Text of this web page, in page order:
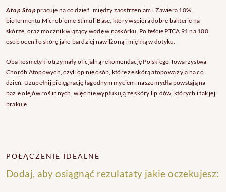
Atop Stoppracuje na co dzień, między zaostrzeniami. Zawiera 10%
biofermentu Microbiome Stimuli Base, który wspiera dobre bakterie na
skórze, oraz mocznik wiążący wodę w naskórku. Po teście PTCA 91 na 100
osób oceniło skórę jako bardziej nawilżoną i miękką w dotyku.
Oba kosmetyki otrzymały oficjalną rekomendację Polskiego Towarzystwa
Chorób Atopowych, czyli opinię osób, które ze skórą atopową żyją na co
dzień. Uzupełnij pielęgnację łagodnym myciem: nasze mydła powstają na
bazie olejów roślinnych, więc nie wypłukują ze skóry lipidów, których i tak jej
brakuje.
POŁĄCZENIE IDEALNE
Dodaj, aby osiągnąć rezulataty jakie oczekujesz: